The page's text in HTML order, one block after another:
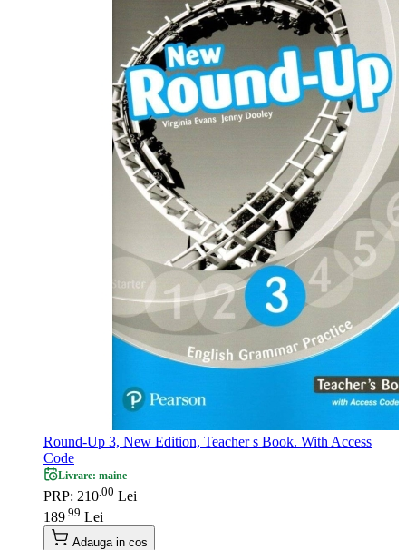
Round-Up 3, New Edition, Teacher s Book. With Access
Code
Livrare: maine
PRP: 210 00 Lei
189 99 Lei
Adauga in cos